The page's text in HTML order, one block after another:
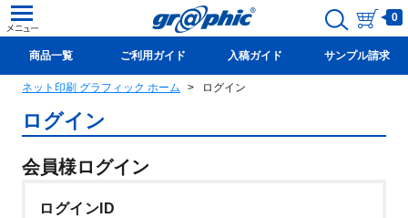
0
商品一覧 ご利用ガイド 入稿ガイド サンプル請求
新規会員登録(無料)
ネット印刷 グラフィック ホーム ログイン
ログイン
会員様ログイン
ログインID